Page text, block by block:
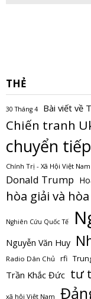
THẺ
30 Tháng 4 Bài viết về
Chiến tranh
chuyển
Chính Trị - Xã Hội Việt Nam
Donald Trump
hòa giải và
Nghiên Cứu Quốc Tế
Nguyễn Văn Huy
Radio Dân Chủ rfi
Trần Khắc Đức tư
xã hội Việt Nam